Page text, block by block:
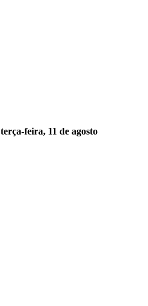
terça-feira, 11 de agosto